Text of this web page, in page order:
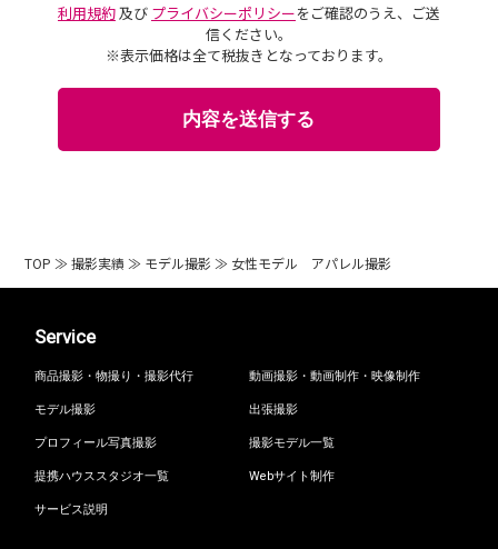
利用規約及び プライバシーポリシーをご確認のうえ、ご送
信ください。
※表示価格は全て税抜きとなっております。
TOP ≫撮影実績 ≫ モデル撮影 ≫ 女性モデル アパレル撮影
Service
商品撮影・物撮り・撮影代行
動画撮影・動画制作・映像制作
モデル撮影
出張撮影
プロフィール写真撮影
撮影モデル一覧
提携ハウススタジオ一覧
Webサイト制作
サービス説明